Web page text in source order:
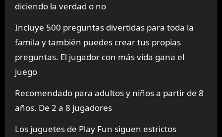
diciendo la verdad o no
Incluye 500 preguntas divertidas para toda la
famila y también puedes crear tus propias
preguntas. El jugador con más vida gana el
juego
Recomendado para adultos y niños a partir de 8
años. De 2 a 8 jugadores
Los juguetes de Play Fun siguen estrictos